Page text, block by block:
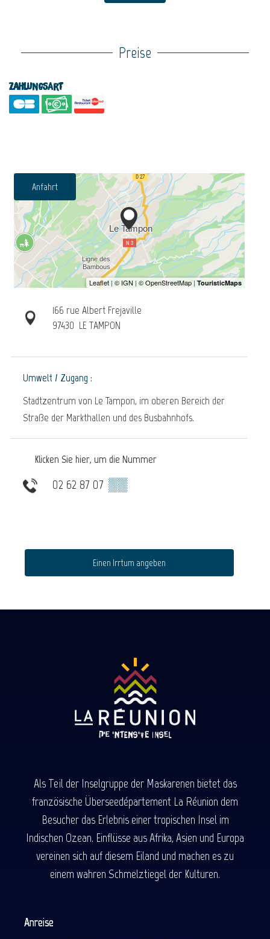
Preise
Zahlungsart
Anfahrt
166 rue Albert Frejaville
97430 LE TAMPON
Umwelt / Zugang :
Stadtzentrum von Le Tampon, im oberen Bereich der
Straße der Markthallen und des Busbahnhofs.
Klicken Sie hier, um die Nummer
02 62 87 07 ▒▒
Einen Irrtum angeben
Als Teil der Inselgruppe der Maskarenen bietet das
französische Überseedépartement La Réunion dem
Besucher das Erlebnis einer tropischen Insel im
Indischen Ozean. Einflüsse aus Afrika, Asien und Europa
vereinen sich auf diesem Eiland und machen es zu
einem wahren Schmelztiegel der Kulturen.
Anreise